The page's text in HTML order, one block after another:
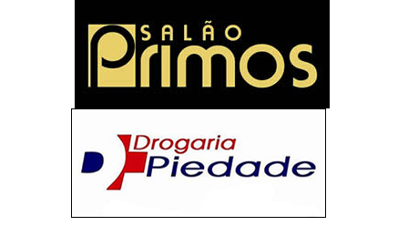
Ano XX - Postagens nos dias úteis,
de segunda a sexta-feira